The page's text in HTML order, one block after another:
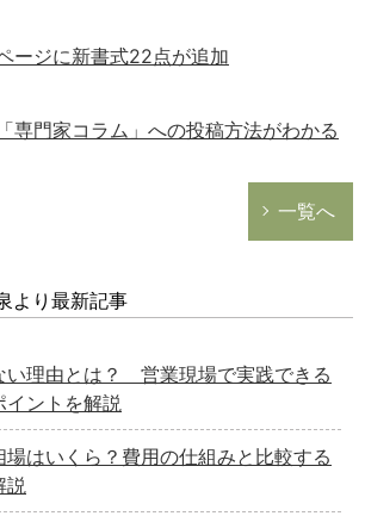
ージに新書式22点が追加
専門家コラム」への投稿方法がわかる
一覧へ
より最新記事
い理由とは？ 営業現場で実践できる
ントを解説
はいくら？費用の仕組みと比較する
説